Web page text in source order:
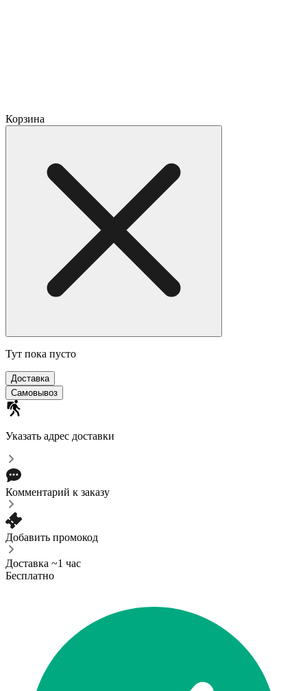
Корзина
Тут пока пусто
Доставка
Самовывоз
Указать адрес доставки
Комментарий к заказу
Добавить промокод
Доставка ~1 час
Бесплатно